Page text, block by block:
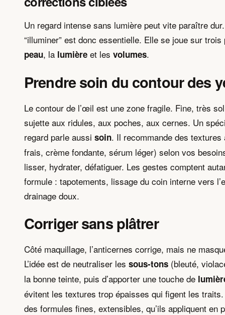
Un regard intense sans lumière peut vite paraître dur.
“illuminer” est donc essentielle. Elle se joue sur trois
peau, la lumière et les volumes.
Prendre soin du contour des
Le contour de l’œil est une zone fragile. Fine, très
sujette aux ridules, aux poches, aux cernes. Un
regard parle aussi soin. Il recommande des textures
frais, crème fondante, sérum léger) selon vos
lisser, hydrater, défatiguer. Les gestes comptent
formule : tapotements, lissage du coin interne vers
drainage doux.
Corriger sans plâtrer
Côté maquillage, l’anticernes corrige, mais ne
L’idée est de neutraliser les sous-tons (bleuté,
la bonne teinte, puis d’apporter une touche de
évitent les textures trop épaisses qui figent les
des formules fines, extensibles, qu’ils appliquent en